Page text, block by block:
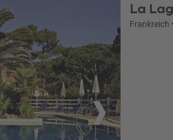
La
Frankreich •